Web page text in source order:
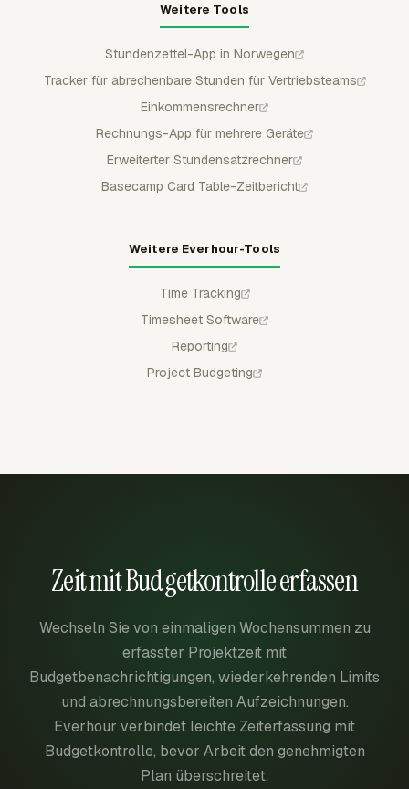
Weitere Tools
Stundenzettel-App in Norwegen
Tracker für abrechenbare Stunden für Vertriebsteams
Einkommensrechner
Rechnungs-App für mehrere Geräte
Erweiterter Stundensatzrechner
Basecamp Card Table-Zeitbericht
Weitere Everhour-Tools
Time Tracking
Timesheet Software
Reporting
Project Budgeting
Zeit mit Budgetkontrolle erfassen
Wechseln Sie von einmaligen Wochensummen zu
erfasster Projektzeit mit
Budgetbenachrichtigungen, wiederkehrenden Limits
und abrechnungsbereiten Aufzeichnungen.
Everhour verbindet leichte Zeiterfassung mit
Budgetkontrolle, bevor Arbeit den genehmigten
Plan überschreitet.